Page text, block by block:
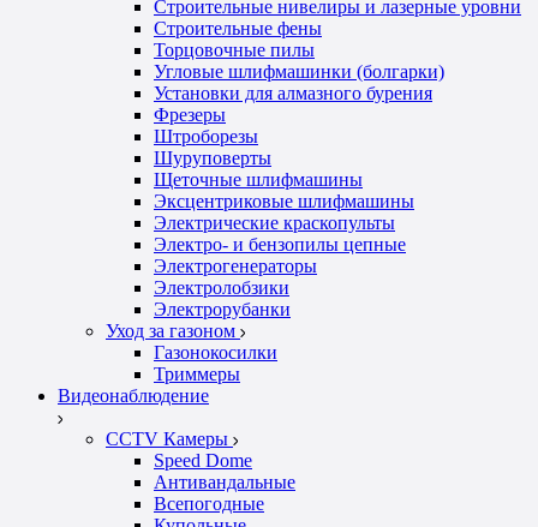
Строительные нивелиры и лазерные уровни
Строительные фены
Торцовочные пилы
Угловые шлифмашинки (болгарки)
Установки для алмазного бурения
Фрезеры
Штроборезы
Шуруповерты
Щеточные шлифмашины
Эксцентриковые шлифмашины
Электрические краскопульты
Электро- и бензопилы цепные
Электрогенераторы
Электролобзики
Электрорубанки
Уход за газоном
Газонокосилки
Триммеры
Видеонаблюдение
CCTV Камеры
Speed Dome
Антивандальные
Всепогодные